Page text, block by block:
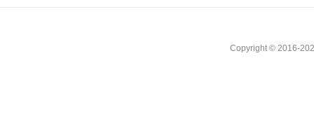
Copyright © 2016-